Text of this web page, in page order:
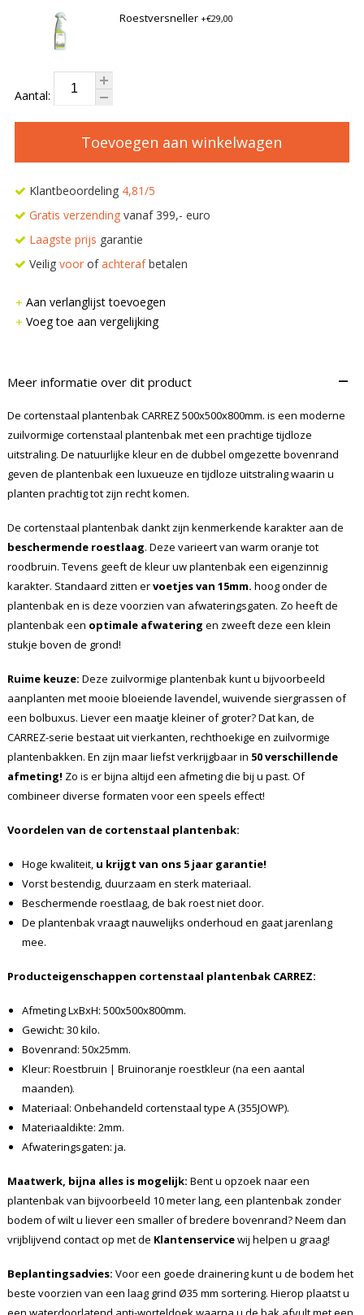
Roestversneller +€29,00
Aantal:
Toevoegen aan winkelwagen
Klantbeoordeling 4,81/5
Gratis verzendingvanaf 399,- euro
Laagste prijs garantie
Veilig voorofachterafbetalen
Aan verlanglijst toevoegen
Voeg toe aan vergelijking
Meer informatie over dit product –
De cortenstaal plantenbak CARREZ 500x500x800mm. is een moderne
zuilvormige cortenstaal plantenbak met een prachtige tijdloze
uitstraling. De natuurlijke kleur en de dubbel omgezette bovenrand
geven de plantenbak een luxueuze en tijdloze uitstraling waarin u
planten prachtig tot zijn recht komen.
De cortenstaal plantenbak dankt zijn kenmerkende karakter aan de
beschermende roestlaag. Deze varieert van warm oranje tot
roodbruin. Tevens geeft de kleur uw plantenbak een eigenzinnig
karakter. Standaard zitten ervoetjes van 15mm. hoog onder de
plantenbak en is deze voorzien van afwateringsgaten. Zo heeft de
plantenbak een optimale afwatering en zweeft deze een klein
stukje boven de grond!
Ruime keuze: Deze zuilvormige plantenbak kunt u bijvoorbeeld
aanplanten met mooie bloeiende lavendel, wuivende siergrassen of
een bolbuxus. Liever een maatje kleiner of groter? Dat kan, de
CARREZ-serie bestaat uit vierkanten, rechthoekige en zuilvormige
plantenbakken. En zijn maar liefst verkrijgbaar in 50 verschillende
afmeting! Zo is er bijna altijd een afmeting die bij u past. Of
combineer diverse formaten voor een speels effect!
Voordelen van de cortenstaal plantenbak:
Hoge kwaliteit, u krijgt van ons 5 jaar garantie!
Vorst bestendig, duurzaam en sterk materiaal.
Beschermende roestlaag, de bak roest niet door.
De plantenbak vraagt nauwelijks onderhoud en gaat jarenlang
mee.
Producteigenschappen cortenstaal plantenbak CARREZ:
Afmeting LxBxH: 500x500x800mm.
Gewicht: 30 kilo.
Bovenrand: 50x25mm.
Kleur: Roestbruin | Bruinoranje roestkleur (na een aantal
maanden).
Materiaal: Onbehandeld cortenstaal type A (355JOWP).
Materiaaldikte: 2mm.
Afwateringsgaten: ja.
Maatwerk, bijna alles is mogelijk: Bent u opzoek naar een
plantenbak van bijvoorbeeld 10 meter lang, een plantenbak zonder
bodem of wilt u liever een smaller of bredere bovenrand? Neem dan
vrijblijvend contact op met de Klantenservicewij helpen u graag!
Beplantingsadvies: Voor een goede drainering kunt u de bodem het
beste voorzien van een laag grind Ø35 mm sortering. Hierop plaatst u